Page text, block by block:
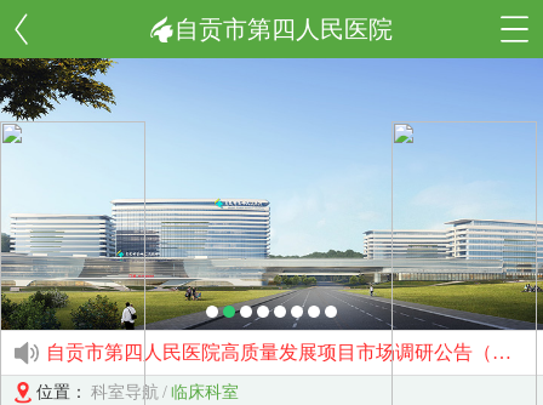
自贡市第四人民医院
自贡市第四人民医院2025年人才招聘公告
自贡市第四人民医院关于消化内科IBD病种库项目市场调研的公告（第二次）
自贡市第四人民医院高质量发展项目市场调研公告（第四次）
自贡市第四人民医院焦度计项目院内采购公告
位置： 科室导航 / 临床科室